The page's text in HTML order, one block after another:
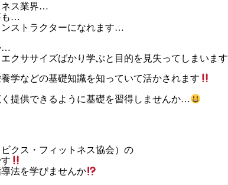
ネス業界…
も…
ストラクターになれます…
…
クササイズばかり学ぶと目的を見失ってしまいます
学などの基礎知識を知っていて活かされます
提供できるように基礎を習得しませんか…
クス・フィットネス協会）の
法を学びませんか